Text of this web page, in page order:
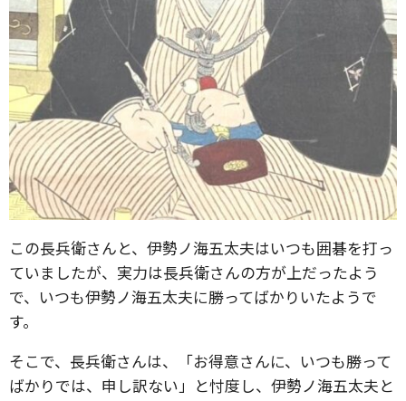
この長兵衛さんと、伊勢ノ海五太夫はいつも囲碁を打っ
ていましたが、実力は長兵衛さんの方が上だったよう
で、いつも伊勢ノ海五太夫に勝ってばかりいたようで
す。
そこで、長兵衛さんは、「お得意さんに、いつも勝って
ばかりでは、申し訳ない」と忖度し、伊勢ノ海五太夫と